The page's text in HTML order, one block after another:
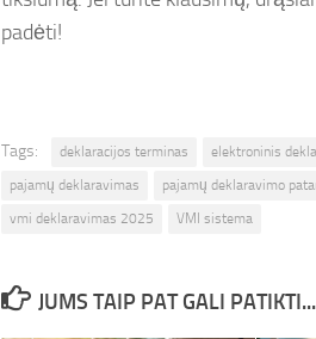
padėti!
Tags: deklaracijos terminas elektroninis
pajamų deklaravimas
pajamų deklaravimo
vmi deklaravimas 2025
VMI sistema
JUMS TAIP PAT GALI PATIKTI...